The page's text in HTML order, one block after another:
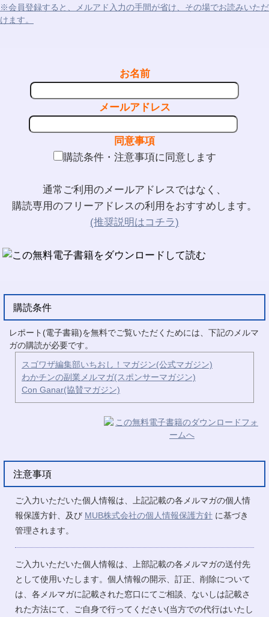
※会員登録すると、メルアド入力の手間が省け、その場でお読みいただ
けます。
お名前
メールアドレス
同意事項
購読条件・注意事項に同意します
通常ご利用のメールアドレスではなく、
購読専用のフリーアドレスの利用をおすすめします。
(推奨説明はコチラ)
購読条件
レポート(電子書籍)を無料でご覧いただくためには、下記のメルマ
ガの購読が必要です。
スゴワザ編集部いちおし！マガジン(公式マガジン)
わかチンの副業メルマガ(スポンサーマガジン)
Con Ganar(協賛マガジン)
注意事項
ご入力いただいた個人情報は、上記記載の各メルマガの個人情
報保護方針、及び MUB株式会社の個人情報保護方針 に基づき
管理されます。
ご入力いただいた個人情報は、上部記載の各メルマガの送付先
として使用いたします。個人情報の開示、訂正、削除について
は、各メルマガに記載された窓口にてご相談、ないしは記載さ
れた方法にて、ご自身で行ってください(当方での代行はいたし